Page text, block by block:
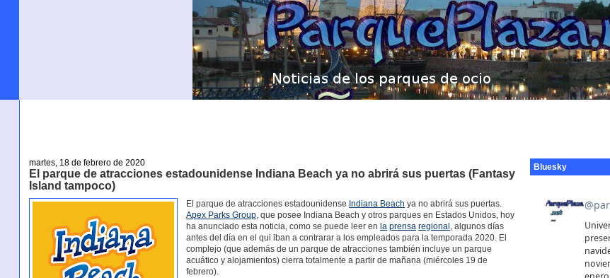
martes, 18 de febrero de 2020
El parque de atracciones estadounidense Indiana Beach ya no abrirá sus puertas (Fantasy
Island tampoco)
El parque de atracciones estadounidense Indiana Beach ya no abrirá sus puertas.
Apex Parks Group, que posee Indiana Beach y otros parques en Estados Unidos, hoy
ha anunciado esta noticia, como se puede leer en la prensa regional , algunos días
antes del día en el qui iban a contrarar a los empleados para la temporada 2020. El
complejo (que además de un parque de atracciones también incluye un parque
acuático y alojamientos) cierra totalmente a partir de mañana (miércoles 19 de
febrero).
Bluesky